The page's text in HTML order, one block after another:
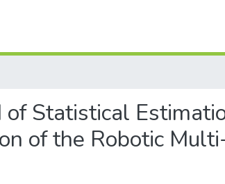
of Statistical
of the Robotic